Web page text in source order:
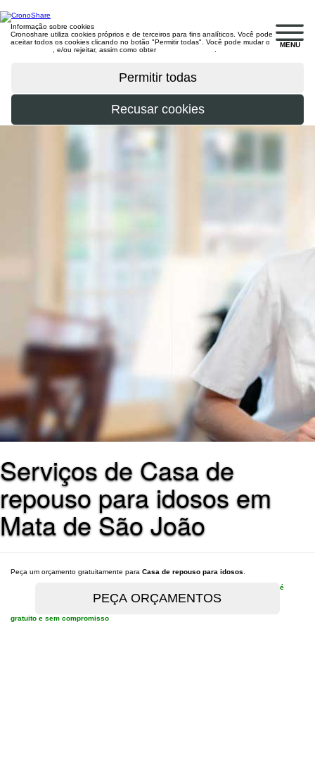
MENU
Informação sobre cookies
Cronoshare utiliza cookies próprios e de terceiros para fins analíticos. Você pode
aceitar todos os cookies clicando no botão "Permitir todas". Você pode mudar o
, e/ou rejeitar, assim como obter
Serviços de Casa de
repouso para idosos em
Mata de São João
Peça um orçamento gratuitamente para Casa de repouso para idosos
é
gratuito e sem compromisso